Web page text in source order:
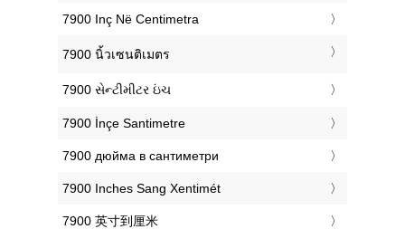
‎7900 Inç Në Centimetra
‎7900 นิ้วเซนติเมตร
‎7900 સેન્ટીમીટર ઇંચ
‎7900 İnçe Santimetre
‎7900 дюйма в сантиметри
‎7900 Inches Sang Xentimét
‎7900 英寸到厘米